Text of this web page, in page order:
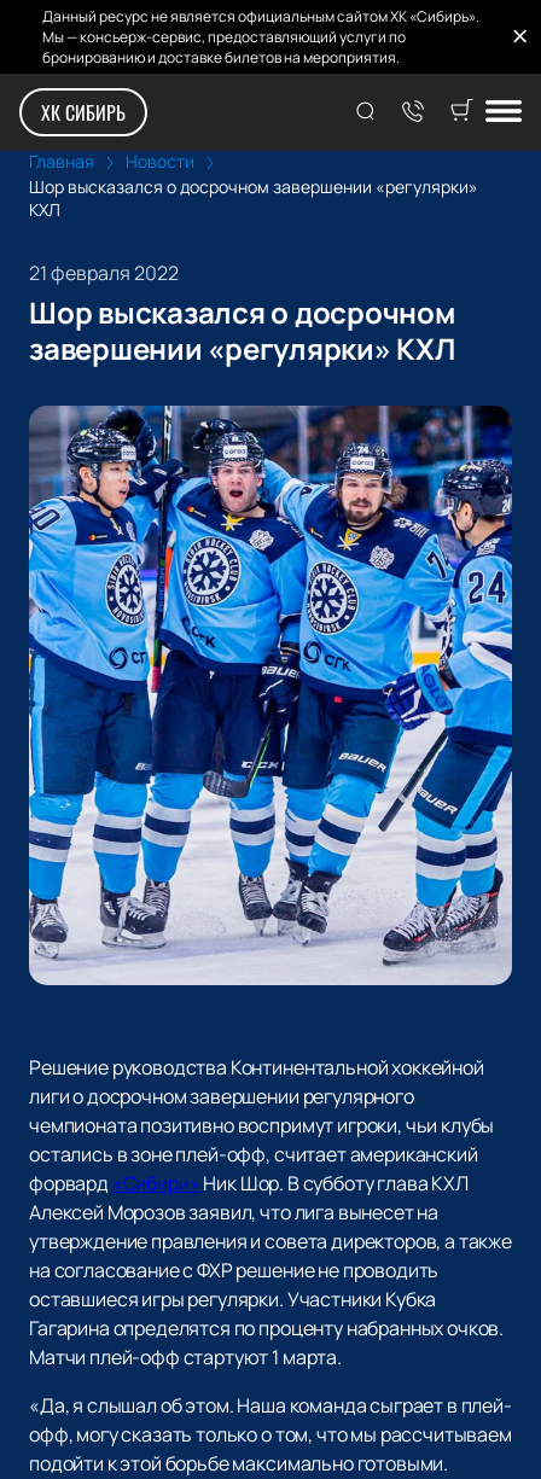
Данный ресурс не является официальным сайтом ХК «Сибирь».
Мы — консьерж-сервис, предоставляющий услуги по
бронированию и доставке билетов на мероприятия.
ХК СИБИРЬ
Главная
Новости
Шор высказался о досрочном завершении «регулярки»
КХЛ
21 февраля 2022
Шор высказался о досрочном
завершении «регулярки» КХЛ
Решение руководства Континентальной хоккейной
лиги о досрочном завершении регулярного
чемпионата позитивно воспримут игроки, чьи клубы
остались в зоне плей-офф, считает американский
форвард «Сибири» Ник Шор. В субботу глава КХЛ
Алексей Морозов заявил, что лига вынесет на
утверждение правления и совета директоров, а также
на согласование с ФХР решение не проводить
оставшиеся игры регулярки. Участники Кубка
Гагарина определятся по проценту набранных очков.
Матчи плей-офф стартуют 1 марта.
«Да, я слышал об этом. Наша команда сыграет в плей-
офф, могу сказать только о том, что мы рассчитываем
подойти к этой борьбе максимально готовыми.